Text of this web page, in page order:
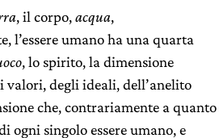
, il corpo,acqua,
l’essere umano ha una quarta
, lo spirito, la dimensione
valori, degli ideali, dell’anelito
che, contrariamente a quanto
ogni singolo essere umano, e